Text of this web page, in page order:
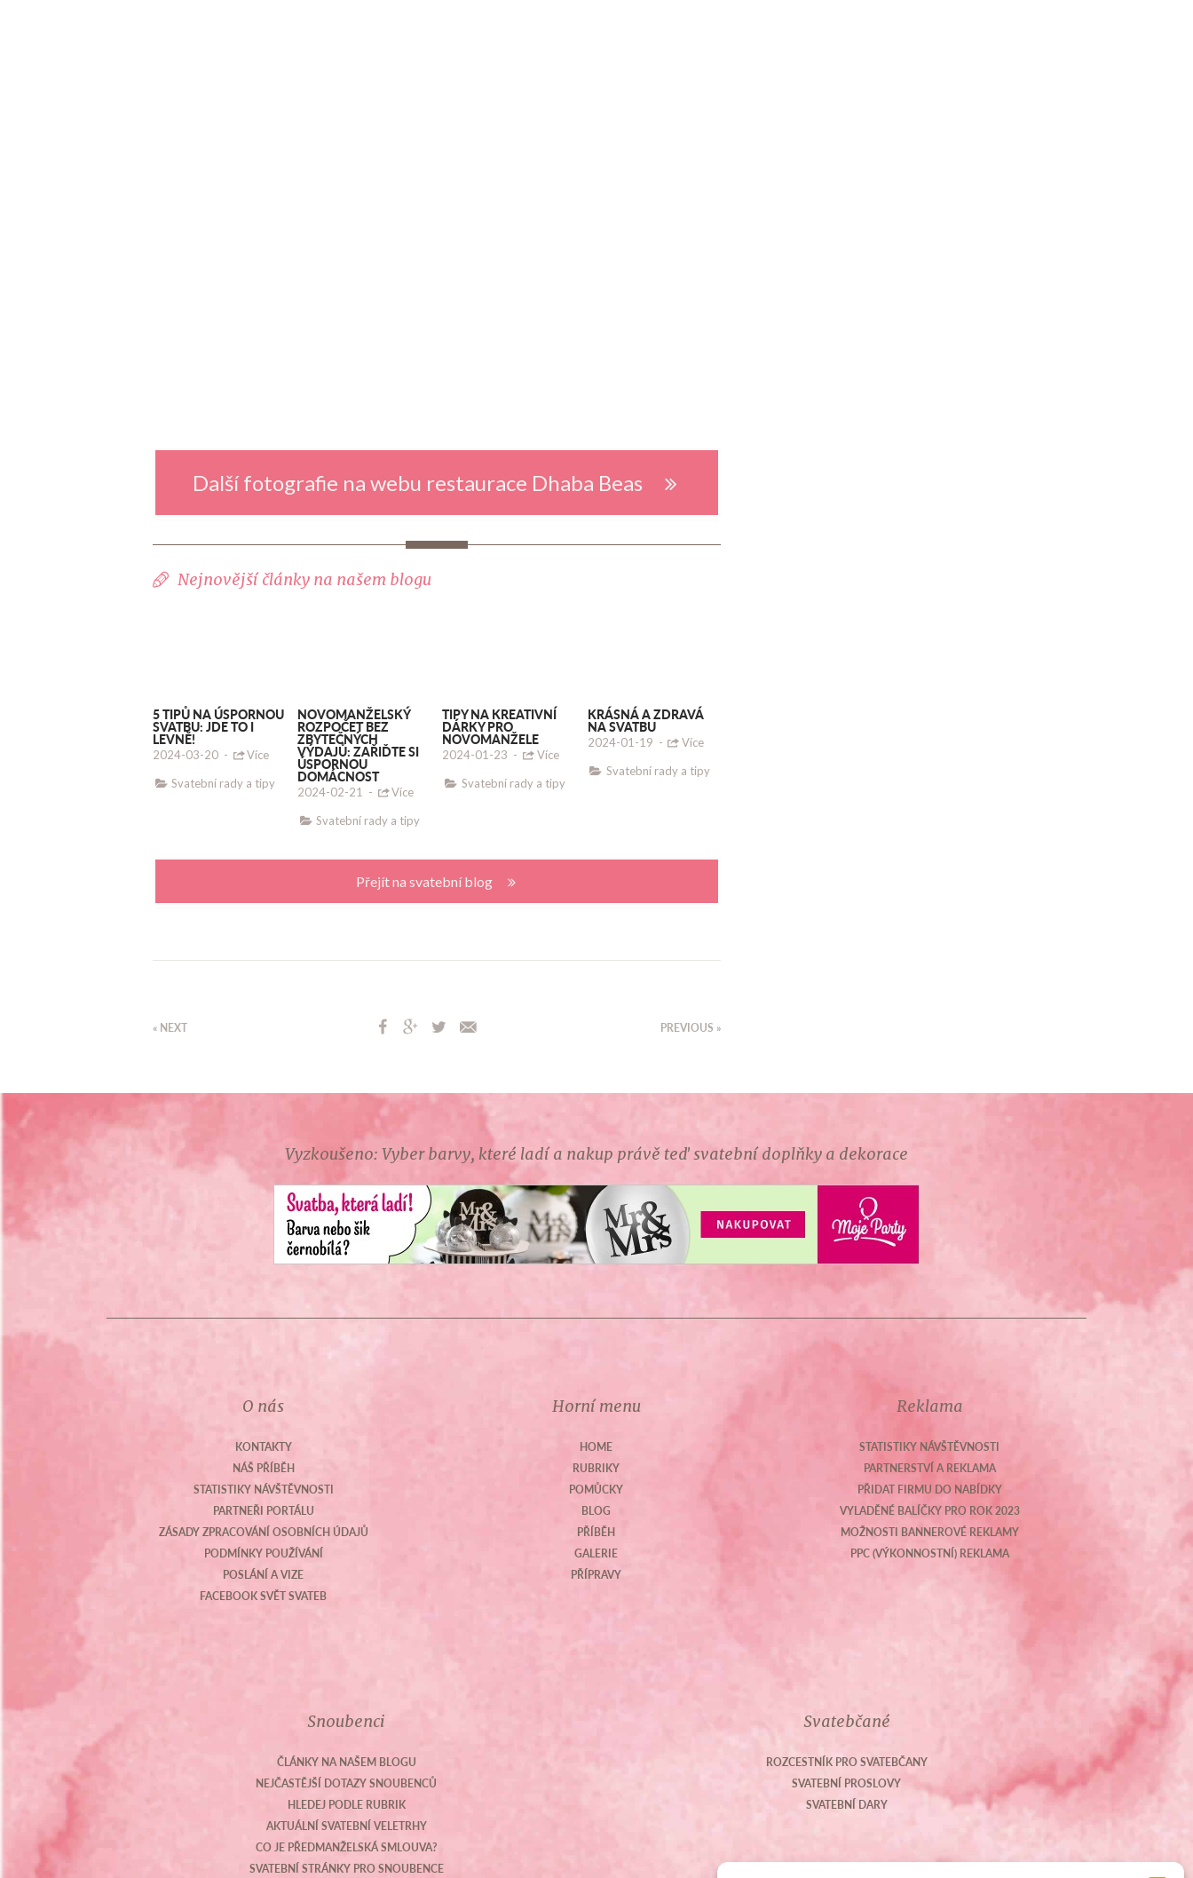
Další fotografie na webu restaurace Dhaba Beas
Nejnovější články na našem blogu
5 TIPŮ NA ÚSPORNOU
SVATBU: JDE TO I
LEVNĚ!
2024-03-20 -
Více
Svatební rady a tipy
NOVOMANŽELSKÝ
ROZPOČET BEZ
ZBYTEČNÝCH
VÝDAJŮ: ZAŘIĎTE SI
ÚSPORNOU
DOMÁCNOST
2024-02-21 -
Více
Svatební rady a tipy
TIPY NA KREATIVNÍ
DÁRKY PRO
NOVOMANŽELE
2024-01-23 -
Více
Svatební rady a tipy
KRÁSNÁ A ZDRAVÁ
NA SVATBU
2024-01-19 -
Více
Svatební rady a tipy
Přejít na svatební blog
« NEXT PREVIOUS »
Vyzkoušeno: Vyber barvy, které ladí a nakup právě teď svatební doplňky a dekorace
O nás
KONTAKTY
NÁŠ PŘÍBĚH
STATISTIKY NÁVŠTĚVNOSTI
PARTNEŘI PORTÁLU
ZÁSADY ZPRACOVÁNÍ OSOBNÍCH ÚDAJŮ
PODMÍNKY POUŽÍVÁNÍ
POSLÁNÍ A VIZE
FACEBOOK SVĚT SVATEB
Horní menu
HOME
RUBRIKY
POMŮCKY
BLOG
PŘÍBĚH
GALERIE
PŘÍPRAVY
Reklama
STATISTIKY NÁVŠTĚVNOSTI
PARTNERSTVÍ A REKLAMA
PŘIDAT FIRMU DO NABÍDKY
VYLADĚNÉ BALÍČKY PRO ROK 2023
MOŽNOSTI BANNEROVÉ REKLAMY
PPC (VÝKONNOSTNÍ) REKLAMA
Snoubenci
ČLÁNKY NA NAŠEM BLOGU
NEJČASTĚJŠÍ DOTAZY SNOUBENCŮ
HLEDEJ PODLE RUBRIK
AKTUÁLNÍ SVATEBNÍ VELETRHY
CO JE PŘEDMANŽELSKÁ SMLOUVA?
SVATEBNÍ STRÁNKY PRO SNOUBENCE
Svatebčané
ROZCESTNÍK PRO SVATEBČANY
SVATEBNÍ PROSLOVY
SVATEBNÍ DARY